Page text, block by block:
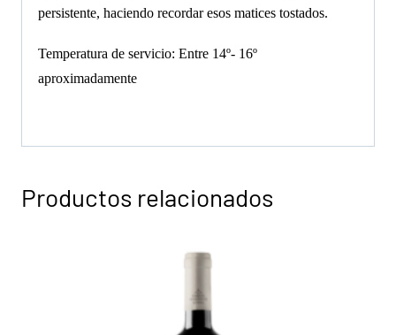
persistente, haciendo recordar esos matices tostados.
Temperatura de servicio: Entre 14º- 16º
aproximadamente
Productos relacionados